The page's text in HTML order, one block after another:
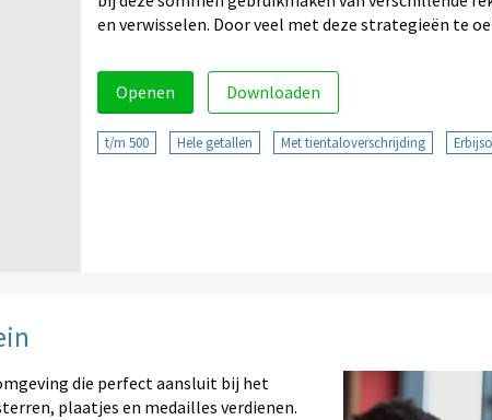
en verwisselen. Door veel met deze strategieën te
Openen Downloaden
t/m 500 Hele getallen Met tientaloverschrijding
die perfect aansluit bij het
plaatjes en medailles verdienen.